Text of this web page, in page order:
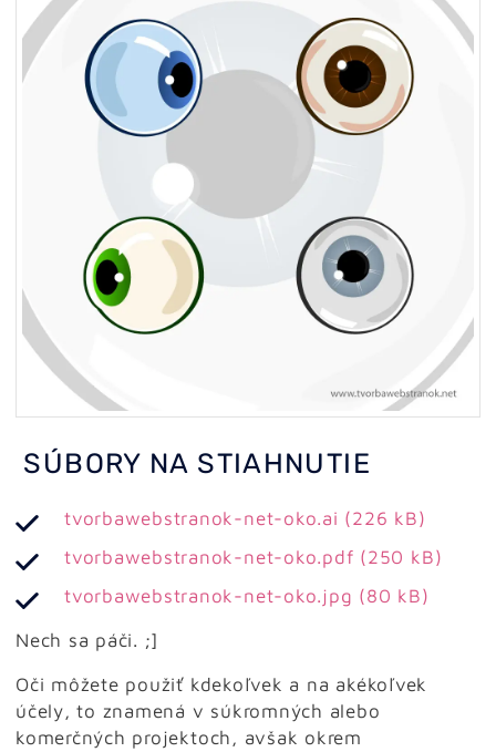
SÚBORY NA STIAHNUTIE
tvorbawebstranok-net-oko.ai (226 kB)
tvorbawebstranok-net-oko.pdf (250 kB)
tvorbawebstranok-net-oko.jpg (80 kB)
Nech sa páči. ;]
Oči môžete použiť kdekoľvek a na akékoľvek
účely, to znamená v súkromných alebo
komerčných projektoch, avšak okrem